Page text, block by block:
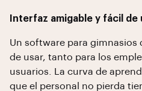
Interfaz amigable y fácil de
Un software para gimnasios
de usar, tanto para los
usuarios. La curva de
que el personal no pierda